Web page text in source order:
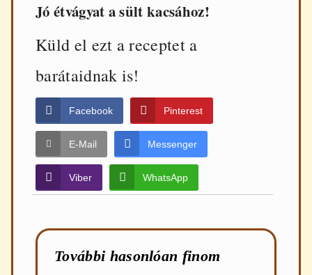
Jó étvágyat a sült kacsához!
Küld el ezt a receptet a
barátaidnak is!
Facebook Pinterest
E-Mail Messenger
Viber WhatsApp
További hasonlóan finom